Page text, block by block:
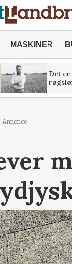
MASKINER
Det
Annonce